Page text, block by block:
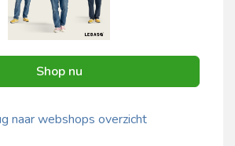
Shop nu
naar webshops overzicht